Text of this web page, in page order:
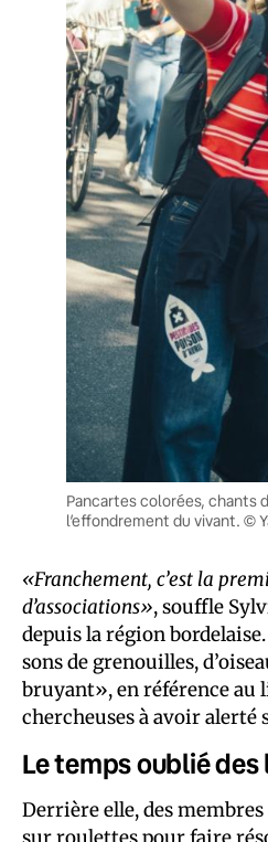
Pancartes colorées, chants
l’effondrement du vivant. ©
«Franchement, c’est la
d’associations», souffle
depuis la région
sons de grenouilles,
bruyant», en référence au
chercheuses à avoir alerté
Le temps oublié des
Derrière elle, des